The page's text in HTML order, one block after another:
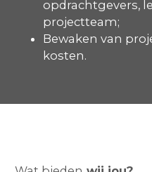
opdrachtgevers,
projectteam;
Bewaken van
kosten.